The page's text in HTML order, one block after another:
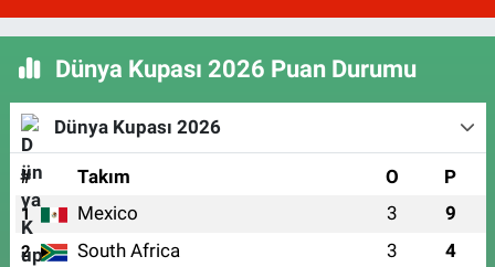
Dünya Kupası 2026 Puan Durumu
Dünya Kupası 2026
# Takım O P
1 Mexico 3 9
2 South Africa 3 4